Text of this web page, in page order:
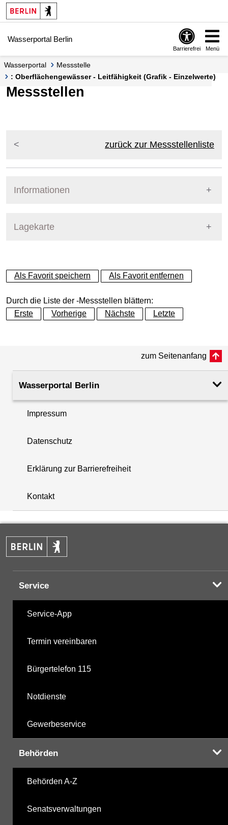
Springe zur Navigation
Springe zum Inhalt
Wasserportal Berlin
Barrierefrei Menü
Wasserportal
Messstelle
: Oberflächengewässer - Leitfähigkeit (Grafik - Einzelwerte)
Messstellen
zurück zur Messstellenliste
Informationen
Lagekarte
+
−
+
−
Als Favorit speichern Als Favorit entfernen
Durch die Liste der -Messstellen blättern:
Erste
Vorherige Nächste Letzte
zum Seitenanfang
Wasserportal Berlin
Impressum
Datenschutz
Erklärung zur Barrierefreiheit
Kontakt
Service
Service-App
Termin vereinbaren
Bürgertelefon 115
Notdienste
Gewerbeservice
Behörden
Behörden A-Z
Senatsverwaltungen